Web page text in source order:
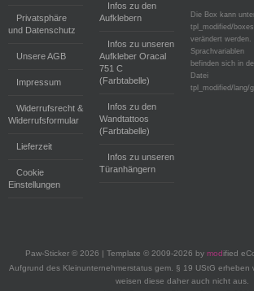
Privatsphäre
und Datenschutz
Unsere AGB
Impressum
Widerrufsrecht &
Widerrufsformular
Lieferzeit
Cookie
Einstellungen
Infos zu den
Aufklebern
Infos zu unseren
Aufkleber Oracal
751 C
(Farbtabelle)
Infos zu den
Wandtattoos
(Farbtabelle)
Infos zu unseren
Türanhängern
Die Box kann
tpl_modified/
verändert werden.
Sprachvariablen
befinden sich in
Datei
tpl_modified/lang/
Paw-Sticker © 2026 | Template © 2009-2026 by modified
Aufgrund des Kleinunternehmerstatus gem. § 19 UStG erheben
weisen diese daher auch nicht aus.